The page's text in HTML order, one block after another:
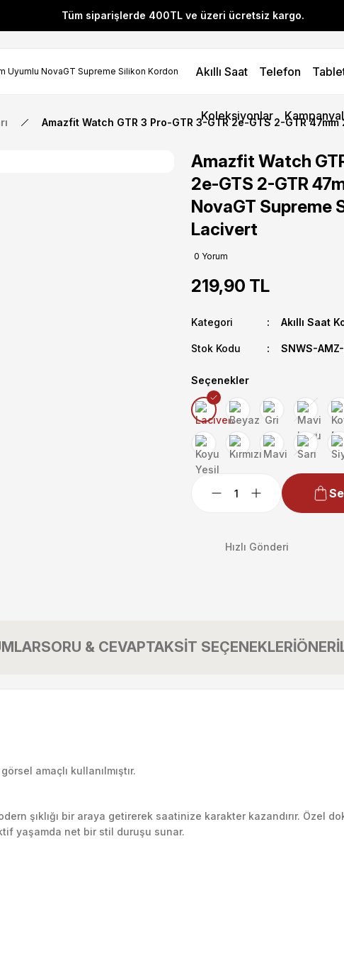
Tüm siparişlerde 400TL ve üzeri ücretsiz kargo.
YENI10 koduyla 400 TL ve üzeri alışverişlerinizde %10 indirim
Tüm siparişlerde 400TL ve üzeri ücretsiz kargo.
YENI10 koduyla 400 TL ve üzeri alışverişlerinizde %10 indirim
Akıllı Saat Telefon
Koleksiyonlar
Amazfit Watch GTR 3 Pro-GTR 3-GTR 2e-GTS 2-GTR
Amazfit Watch
2e-GTS 2-GTR
NovaGT Supreme
Lacivert
0 Yorum
219,90 TL
Kategori Akıllı Saat
Stok Kodu SNWS-
Seçenekler
Hızlı Gönderi
SORU & CEVAPTAKSİT SEÇENEKLERİ
amaçlı kullanılmıştır.
şıklığı bir araya getirerek saatinize karakter kazandırır. Özel
yaşamda net bir stil duruşu sunar.